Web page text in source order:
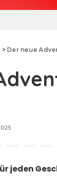
> Der neue
jeden